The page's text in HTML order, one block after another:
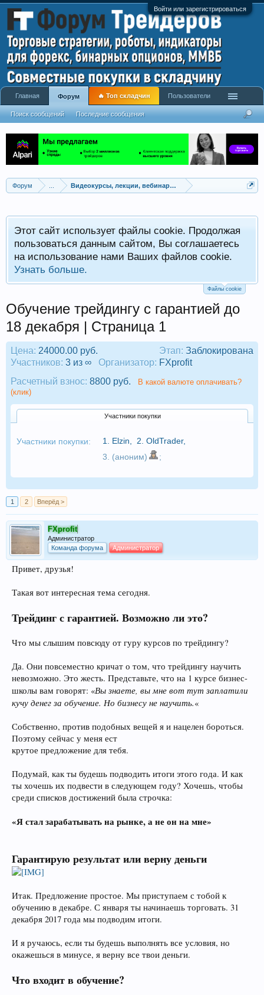
Войти или зарегистрироваться
Форум Видеокурсы, лекции, вебинары, учебный материал
Этот сайт использует файлы cookie. Продолжая
пользоваться данным сайтом, Вы соглашаетесь
на использование нами Ваших файлов cookie.
Узнать больше.
Файлы cookie
Обучение трейдингу с гарантией до
18 декабря | Страница 1
Этап: Заблокирована
Цена: 24000.00 руб.
Участников: 3 из ∞ Организатор: FXprofit
Расчетный взнос: 8800 руб.
В какой валюте оплачивать?
(клик)
Участники покупки
Участники покупки: 1. Elzin 2. OldTrader,
3. (аноним)
;
1 2 Вперёд >
FXprofit
Администратор
Команда форума
Администратор
Привет, друзья!
Такая вот интересная тема сегодня.
Трейдинг с гарантией. Возможно ли это?
Что мы слышим повсюду от гуру курсов по трейдингу?
Да. Они повсеместно кричат о том, что трейдингу научить
невозможно. Это жесть. Представьте, что на 1 курсе бизнес-
школы вам говорят: «Вы знаете, вы мне вот тут заплатили
кучу денег за обучение. Но бизнесу не научить.«
Собственно, против подобных вещей я и нацелен бороться.
Поэтому сейчас у меня ест
крутое предложение для тебя.
Подумай, как ты будешь подводить итоги этого года. И как
ты хочешь их подвести в следующем году? Хочешь, чтобы
среди списков достижений была строчка:
«Я стал зарабатывать на рынке, а не он на мне»
Гарантирую результат или верну деньги
Итак. Предложение простое. Мы приступаем с тобой к
обучению в декабре. С января ты начинаешь торговать. 31
декабря 2017 года мы подводим итоги.
И я ручаюсь, если ты будешь выполнять все условия, но
окажешься в минусе, я верну все твои деньги.
Что входит в обучение?
Главная Форум
Поиск сообщений Последние сообщения
🔥 Топ складчин Пользователи